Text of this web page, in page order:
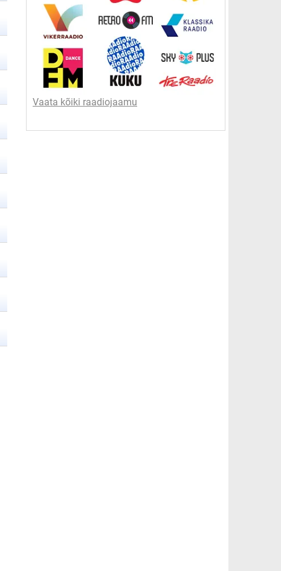
Vaata kõiki raadiojaamu